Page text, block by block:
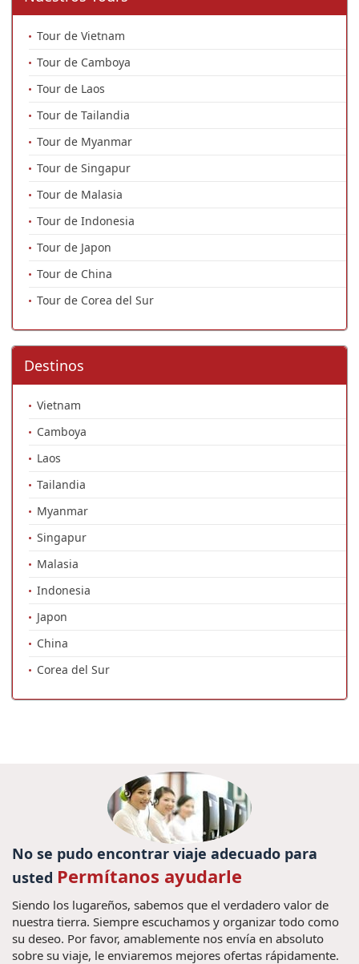
Tour de Vietnam
Tour de Camboya
Tour de Laos
Tour de Tailandia
Tour de Myanmar
Tour de Singapur
Tour de Malasia
Tour de Indonesia
Tour de Japon
Tour de China
Tour de Corea del Sur
Destinos
Vietnam
Camboya
Laos
Tailandia
Myanmar
Singapur
Malasia
Indonesia
Japon
China
Corea del Sur
No se pudo encontrar viaje adecuado para
usted Permítanos ayudarle
Siendo los lugareños, sabemos que el verdadero valor de
nuestra tierra. Siempre escuchamos y organizar todo como
su deseo. Por favor, amablemente nos envía en absoluto
sobre su viaje, le enviaremos mejores ofertas rápidamente.